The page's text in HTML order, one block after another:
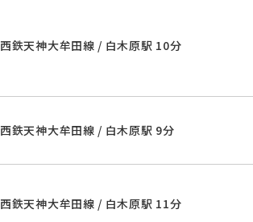
西鉄天神大牟田線 / 白木原駅 10分
西鉄天神大牟田線 / 白木原駅 9分
西鉄天神大牟田線 / 白木原駅 11分